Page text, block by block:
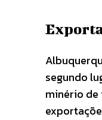
segundo
minério de